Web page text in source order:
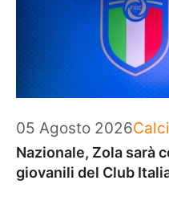
05 Agosto 2026
Nazionale, Zola sarà
giovanili del Club